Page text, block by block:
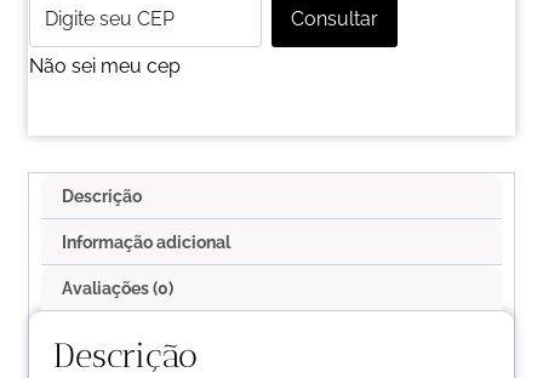
Consultar
Não sei meu cep
Descrição
Informação adicional
Avaliações (0)
Descrição